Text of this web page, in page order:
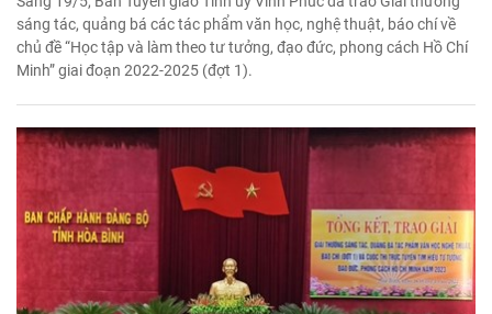
sáng tác, quảng bá các tác phẩm văn học, nghệ thuật, báo chí về
chủ đề “Học tập và làm theo tư tưởng, đạo đức, phong cách Hồ Chí
Minh” giai đoạn 2022-2025 (đợt 1).